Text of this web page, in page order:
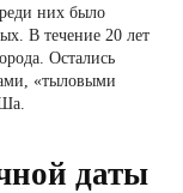
них было
В течение 20 лет
Остались
«тыловыми
даты